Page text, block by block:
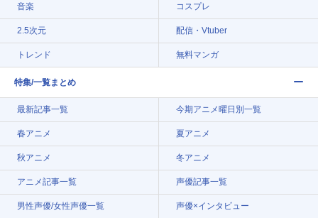
音楽 コスプレ
2.5次元 配信・Vtuber
トレンド 無料マンガ
特集/一覧まとめ
最新記事一覧 今期アニメ曜日別一覧
春アニメ 夏アニメ
秋アニメ 冬アニメ
アニメ記事一覧 声優記事一覧
男性声優/女性声優一覧 声優×インタビュー